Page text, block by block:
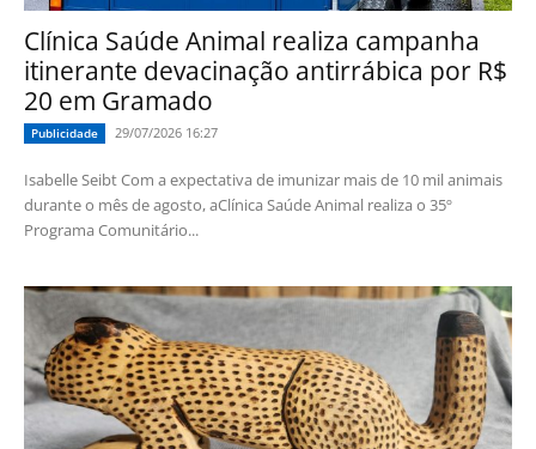
Clínica Saúde Animal realiza campanha
itinerante devacinação antirrábica por R$
20 em Gramado
Publicidade 29/07/2026 16:27
Isabelle Seibt Com a expectativa de imunizar mais de 10 mil animais
durante o mês de agosto, aClínica Saúde Animal realiza o 35º
Programa Comunitário...